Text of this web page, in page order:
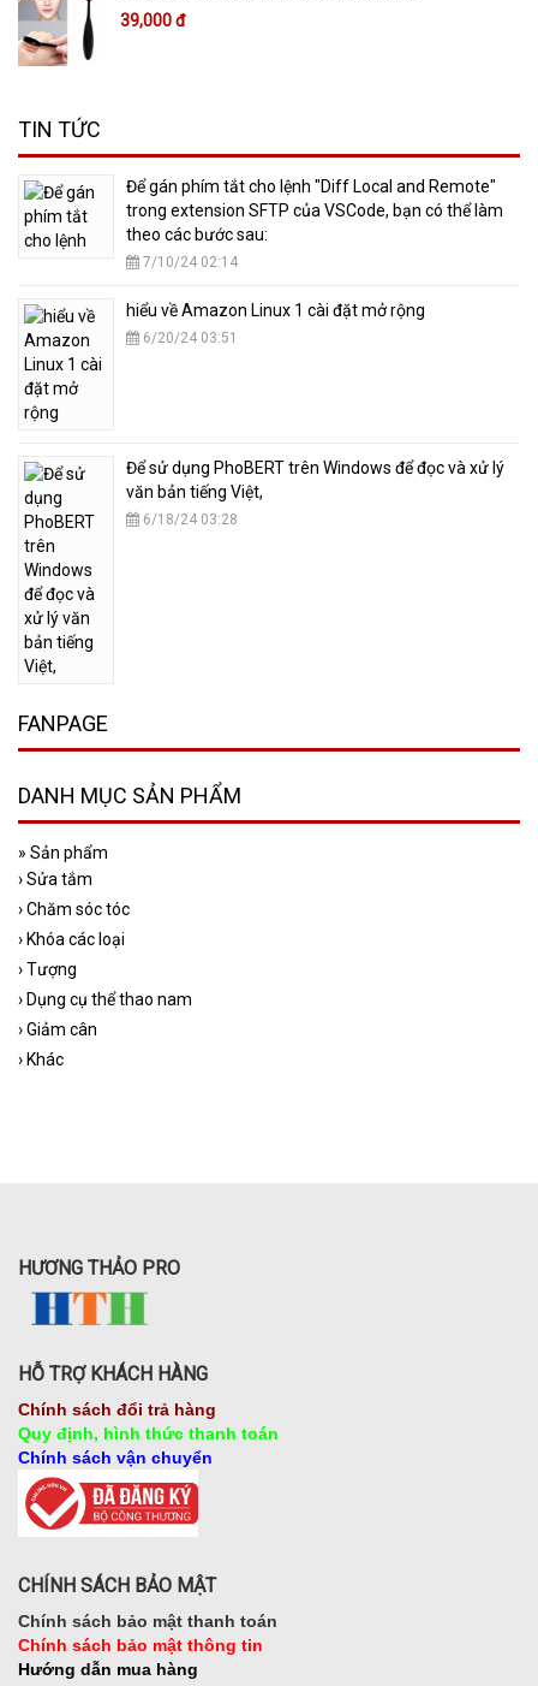
39,000 đ
TIN TỨC
​Để gán phím tắt cho lệnh "Diff Local and Remote"
trong extension SFTP của VSCode, bạn có thể làm
theo các bước sau:
7/10/24 02:14
hiểu về Amazon Linux 1 cài đặt mở rộng
6/20/24 03:51
​Để sử dụng PhoBERT trên Windows để đọc và xử lý
văn bản tiếng Việt,
6/18/24 03:28
FANPAGE
DANH MỤC SẢN PHẨM
» Sản phẩm
›Sửa tắm
›Chăm sóc tóc
› Khóa các loại
›Tượng
› Dụng cụ thể thao nam
›Giảm cân
› Khác
HƯƠNG THẢO PRO
HỖ TRỢ KHÁCH HÀNG
Chính sách đổi trả hàng
Quy định, hình thức thanh toán
Chính sách vận chuyển
CHÍNH SÁCH BẢO MẬT
Chính sách bảo mật thanh toán
Chính sách bảo mật thông tin
Hướng dẫn mua hàng